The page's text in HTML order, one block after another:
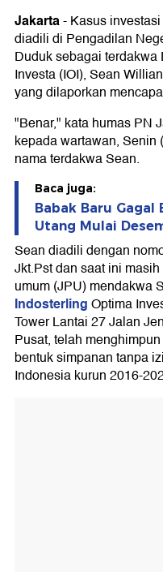
Jakarta-Kasus
diadili di Pengadilan
Duduk sebagai terdakwa
Investa (IOI), Sean
yang dilaporkan
"Benar," kata humas PN
kepada wartawan, Senin
nama terdakwa Sean.
Baca juga:
Babak Baru Gagal
Utang Mulai
Sean diadili dengan
Jkt.Pst dan saat ini
umum (JPU) mendakwa
IndosterlingOptima
Tower Lantai 27 Jalan
Pusat, telah
bentuk simpanan tanpa
Indonesia kurun 2016-